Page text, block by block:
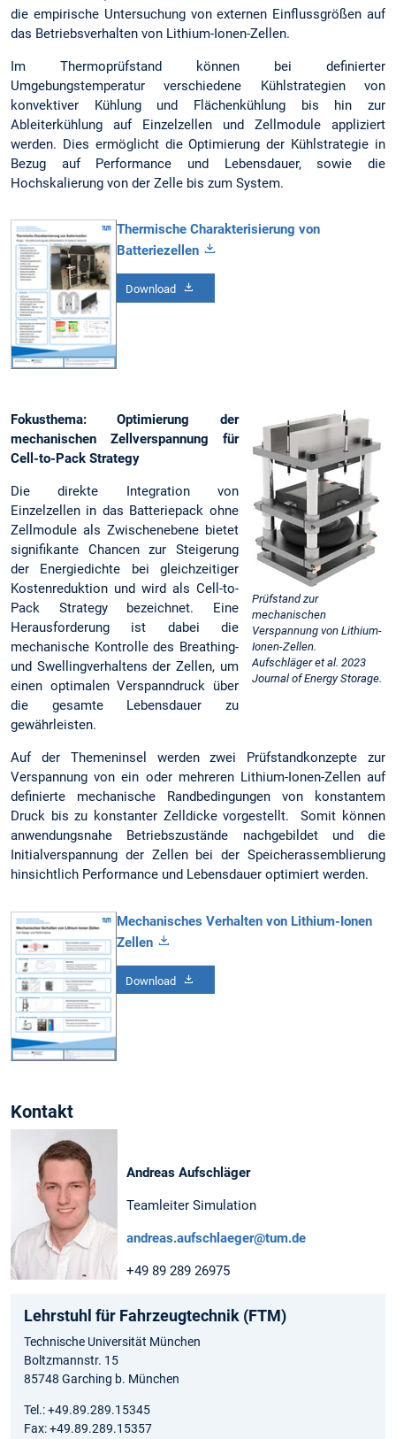
die empirische Untersuchung von externen Einflussgrößen auf
das Betriebsverhalten von Lithium-Ionen-Zellen.
Im Thermoprüfstand können bei definierter
Umgebungstemperatur verschiedene Kühlstrategien von
konvektiver Kühlung und Flächenkühlung bis hin zur
Ableiterkühlung auf Einzelzellen und Zellmodule appliziert
werden. Dies ermöglicht die Optimierung der Kühlstrategie in
Bezug auf Performance und Lebensdauer, sowie die
Hochskalierung von der Zelle bis zum System.
Thermische Charakterisierung von
Batteriezellen
Download
Prüfstand zur
mechanischen
Verspannung von Lithium-
Ionen-Zellen.
Aufschläger et al. 2023
Journal of Energy Storage.
Fokusthema: Optimierung der
mechanischen Zellverspannung für
Cell-to-Pack Strategy
Die direkte Integration von
Einzelzellen in das Batteriepack ohne
Zellmodule als Zwischenebene bietet
signifikante Chancen zur Steigerung
der Energiedichte bei gleichzeitiger
Kostenreduktion und wird als Cell-to-
Pack Strategy bezeichnet. Eine
Herausforderung ist dabei die
mechanische Kontrolle des Breathing-
und Swellingverhaltens der Zellen, um
einen optimalen Verspanndruck über
die gesamte Lebensdauer zu
gewährleisten.
Auf der Themeninsel werden zwei Prüfstandkonzepte zur
Verspannung von ein oder mehreren Lithium-Ionen-Zellen auf
definierte mechanische Randbedingungen von konstantem
Druck bis zu konstanter Zelldicke vorgestellt. Somit können
anwendungsnahe Betriebszustände nachgebildet und die
Initialverspannung der Zellen bei der Speicherassemblierung
hinsichtlich Performance und Lebensdauer optimiert werden.
Mechanisches Verhalten von Lithium-Ionen
Zellen
Download
Kontakt
Andreas Aufschläger
Teamleiter Simulation
andreas.aufschlaeger@tum.de
+49 89 289 26975
Lehrstuhl für Fahrzeugtechnik (FTM)
Technische Universität München
Boltzmannstr. 15
85748 Garching b. München
Tel.: +49.89.289.15345
Fax: +49.89.289.15357